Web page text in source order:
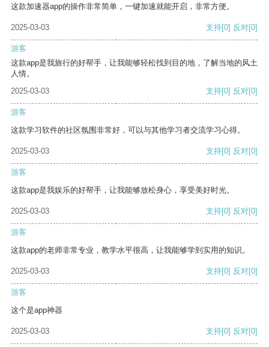
这款加速器app的操作非常简单，一键加速就能开启，非常方便。
2025-03-03 支持[0] 反对[0]
游客
这款app是我旅行的好帮手，让我能够轻松找到目的地，了解当地的风土
人情。
2025-03-03
支持[0] 反对[0]
游客
这款学习软件的社区氛围非常好，可以与其他学习者交流学习心得。
2025-03-03 支持[0] 反对[0]
游客
这款app是我娱乐的好帮手，让我能够放松身心，享受美好时光。
2025-03-03 支持[0] 反对[0]
游客
这款app的老师非常专业，教学水平很高，让我能够学到实用的知识。
2025-03-03 支持[0] 反对[0]
游客
这个是app神器
2025-03-03 支持[0] 反对[0]